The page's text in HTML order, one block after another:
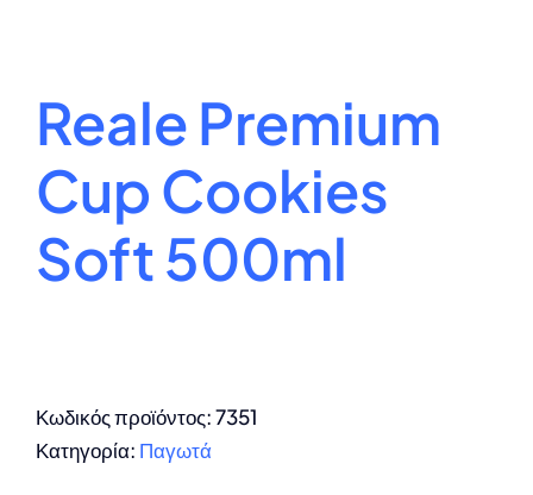
Reale Premium
Cup Cookies
Soft 500ml
Κωδικός προϊόντος:7351
Κατηγορία: Παγωτά